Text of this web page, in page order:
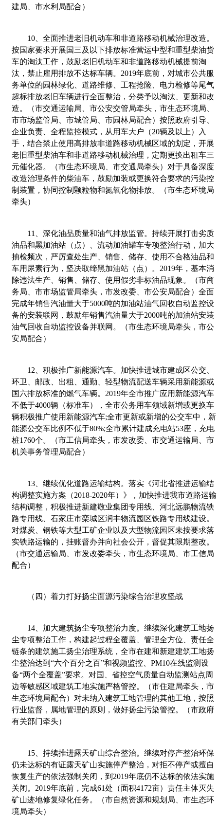
建局、市水利局配合）
10 、全面推进老旧机动车和非道路移动机械治理改造。
按国家要求开展国三及以下排放标准营运中型和重型柴油货
车的淘汰工作，鼓励老旧机动车和非道路移动机械提前淘
汰，禁止雇用排放不达标车辆。 2019年底前，对城市公共服
务单位的园林绿化、道路维修、工程抢险、电力检修等尾气
超标排放老旧车辆进行全面整治，分类予以淘汰、更新和改
造。（市交通运输局、市公安交管局牵头，市生态环境局、
市市场监管局、市城管局、市园林局配合）按照政府引导、
企业负责、全程监控模式，从用车大户（20辆及以上）入
手，结合禁止使用高排放非道路移动机械区域的划定，开展
老旧重型柴油车和非道路移动机械治理，定期更换出租车三
元催化器。（市生态环境局、市交通局牵头）对于具备深度
改造治理条件的柴油车，鼓励加装或更换符合要求的污染控
制装置，协同控制颗粒物和氮氧化物排放。（市生态环境局
牵头）
11 、深化油品质量和油气排放监管。持续开展打击劣质
油品和黑加油站（点）、流动加油罐车专项整治行动，加大
抽检频次，严厉查处生产、销售、储存、使用不合格油品和
车用尿素行为，坚决取缔黑加油站（点）。 2019年，基本消
除违法生产、销售、储存、使用假劣非标油品现象。（市商
务局、市市场监管局牵头，市发改委、市公安局配合）全面
完成年销售汽油量大于5000吨的加油站油气回收自动监控设
备的安装联网，鼓励年销售汽油量大于2000吨的加油站安装
油气回收自动监控设备并联网。（市生态环境局牵头，市公
安局配合）
12 、积极推广新能源汽车。加快推进城市建成区公交、
环卫、邮政、出租、通勤、轻型物流配送车辆采用新能源或
国六排放标准的燃气车辆。 2019年全市推广应用新能源汽车
不低于4000辆（标准车），全市公务用车领域新增或更换车
辆积极推广使用新能源汽车;全市更新或新增的公交车中，新
能源公交车比例不低于80%;全市累计建成充电站53座，充电
桩1760个。（市工信局牵头，市发改委、市交通运输局、市
机关事务管理局配合）
13 、继续优化道路运输结构。落实《河北省推进运输结
构调整实施方案（2018-2020年）》，加快推进我市道路运输
结构调整，积极推进新建敬业集团专用线、河北远鹏物流铁
路专用线、石家庄市栾城区润丰物流园区铁路专用线建设。
对煤炭、钢铁等大型工矿企业以及大型物流园区未按要求落
实铁路运输的，挂账督办并向社会公开，督促其限期整改。
（市交通运输局、市发改委牵头，市生态环境局、市工信局
配合）
（四）着力打好扬尘面源污染综合治理攻坚战
14
加大建筑扬尘专项整治力度。继续深化建筑工地扬
尘专项整治工作，构建起过程全覆盖、管理全方位、责任全
链条的建筑施工扬尘治理系统，全市在建和新建建筑工地扬
尘整治达到“六个百分之百”和视频监控、PM10在线监测设
备“两个全覆盖”要求。对国、省控空气质量自动监测站点周
边等敏感区域建筑工地实施严格管控。（市住建局牵头，市
生态环境局配合）对未纳入建筑工地管理的其他工地，按照
行业监督，属地管理的原则，做好扬尘污染管控。（市政府
有关部门牵头）
15 、持续推进露天矿山综合整治。继续对停产整治环保
仍未达标的有证露天矿山实施停产整治，对拒不停产或擅自
恢复生产的依法强制关闭，到 2019年底仍不达标的依法实施
关闭。 2019年底前，完成61处（面积4172亩）责任主体灭失
矿山迹地修复绿化任务。（市自然资源和规划局、市生态环
境局牵头）